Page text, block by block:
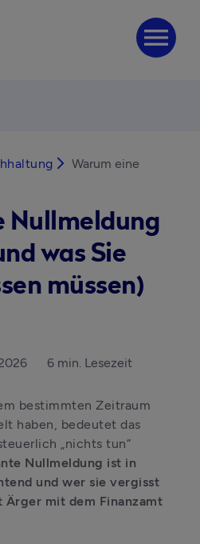
menu
arrow_forward_ios Warum eine
Nullmeldung
was Sie
müssen)
6 min. Lesezeit
bestimmten Zeitraum
haben, bedeutet das
„nichts tun“
Nullmeldung ist in
und wer sie vergisst
mit dem Finanzamt